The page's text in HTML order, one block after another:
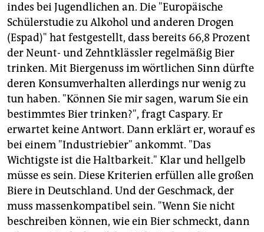
indes bei Jugendlichen an. Die "Europäische
Schülerstudie zu Alkohol und anderen Drogen
(Espad)" hat festgestellt, dass bereits 66,8 Prozent
der Neunt- und Zehntklässler regelmäßig Bier
trinken. Mit Biergenuss im wörtlichen Sinn dürfte
deren Konsumverhalten allerdings nur wenig zu
tun haben. "Können Sie mir sagen, warum Sie ein
bestimmtes Bier trinken?", fragt Caspary. Er
erwartet keine Antwort. Dann erklärt er, worauf es
bei einem "Industriebier" ankommt. "Das
Wichtigste ist die Haltbarkeit." Klar und hellgelb
müsse es sein. Diese Kriterien erfüllen alle großen
Biere in Deutschland. Und der Geschmack, der
muss massenkompatibel sein. "Wenn Sie nicht
beschreiben können, wie ein Bier schmeckt, dann